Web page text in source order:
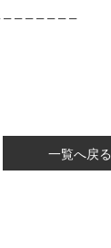
– – – – – –
一覧へ戻る